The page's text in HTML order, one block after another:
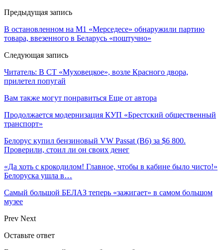
Предыдущая запись
В остановленном на М1 «Мерседесе» обнаружили партию
товара, ввезенного в Беларусь «поштучно»
Следующая запись
Читатель: В СТ «Муховецкое», возле Красного двора,
прилетел попугай
Вам также могут понравиться Еще от автора
Продолжается модернизация КУП «Брестский общественный
транспорт»
Белорус купил бензиновый VW Passat (B6) за $6 800.
Проверили, стоил ли он своих денег
«Да хоть с крокодилом! Главное, чтобы в кабине было чисто!»
Белоруска ушла в…
Самый большой БЕЛАЗ теперь «зажигает» в самом большом
музее
Prev Next
Оставьте ответ